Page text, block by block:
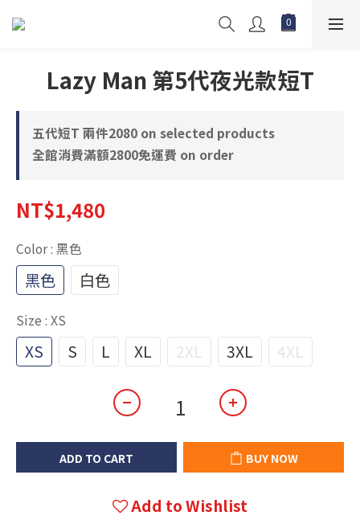
Lazy Man 第5代夜光款短T
五代短T 兩件2080 on selected products
全館消費滿額2800免運費 on order
NT$1,480
Color: 黑色
黑色 白色
Size : XS
XS S L XL 2XL 3XL 4XL
ADD TO CART BUY NOW
Add to Wishlist